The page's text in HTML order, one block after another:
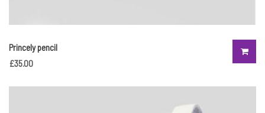
Princely pencil
£35.00